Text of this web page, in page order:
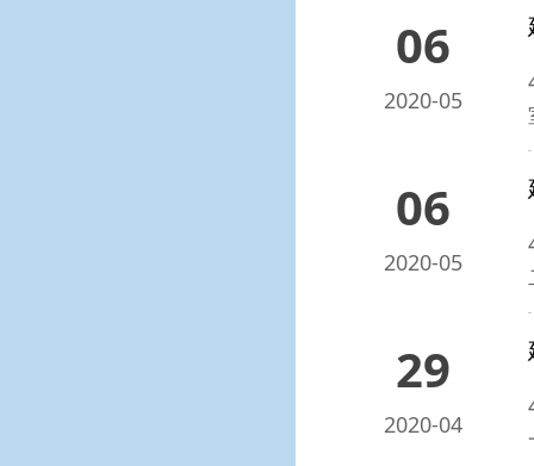
06
2020-05
06
2020-05
29
2020-04